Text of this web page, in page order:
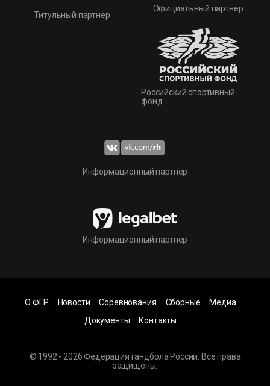
Титульный партнер
Официальный партнер
Российский спортивный
фонд
Информационный партнер
Информационный партнер
© 1992 - 2026 Федерация гандбола России. Все права
защищены.
О ФГР Новости Соревнования Сборные
Медиа
Документы
Контакты